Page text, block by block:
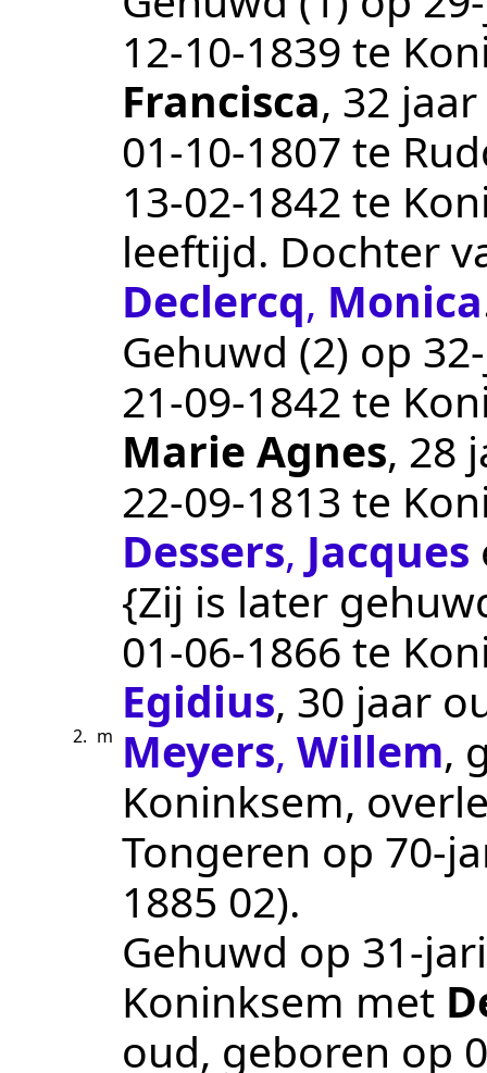
12‑10‑1839 te
Francisca, 32
01‑10‑1807 te
13‑02‑1842 te
leeftijd. Dochter
Declercq, Monica
Gehuwd (2) op
21‑09‑1842 te
Marie Agnes, 28
22‑09‑1813 te
Dessers, Jacques
{Zij is later
01‑06‑1866 te
Egidius, 30 jaar
2. m Meyers, Willem,
Koninksem,
Tongeren op 70-
1885 02).
Gehuwd op 31-
Koninksem met
oud, geboren op